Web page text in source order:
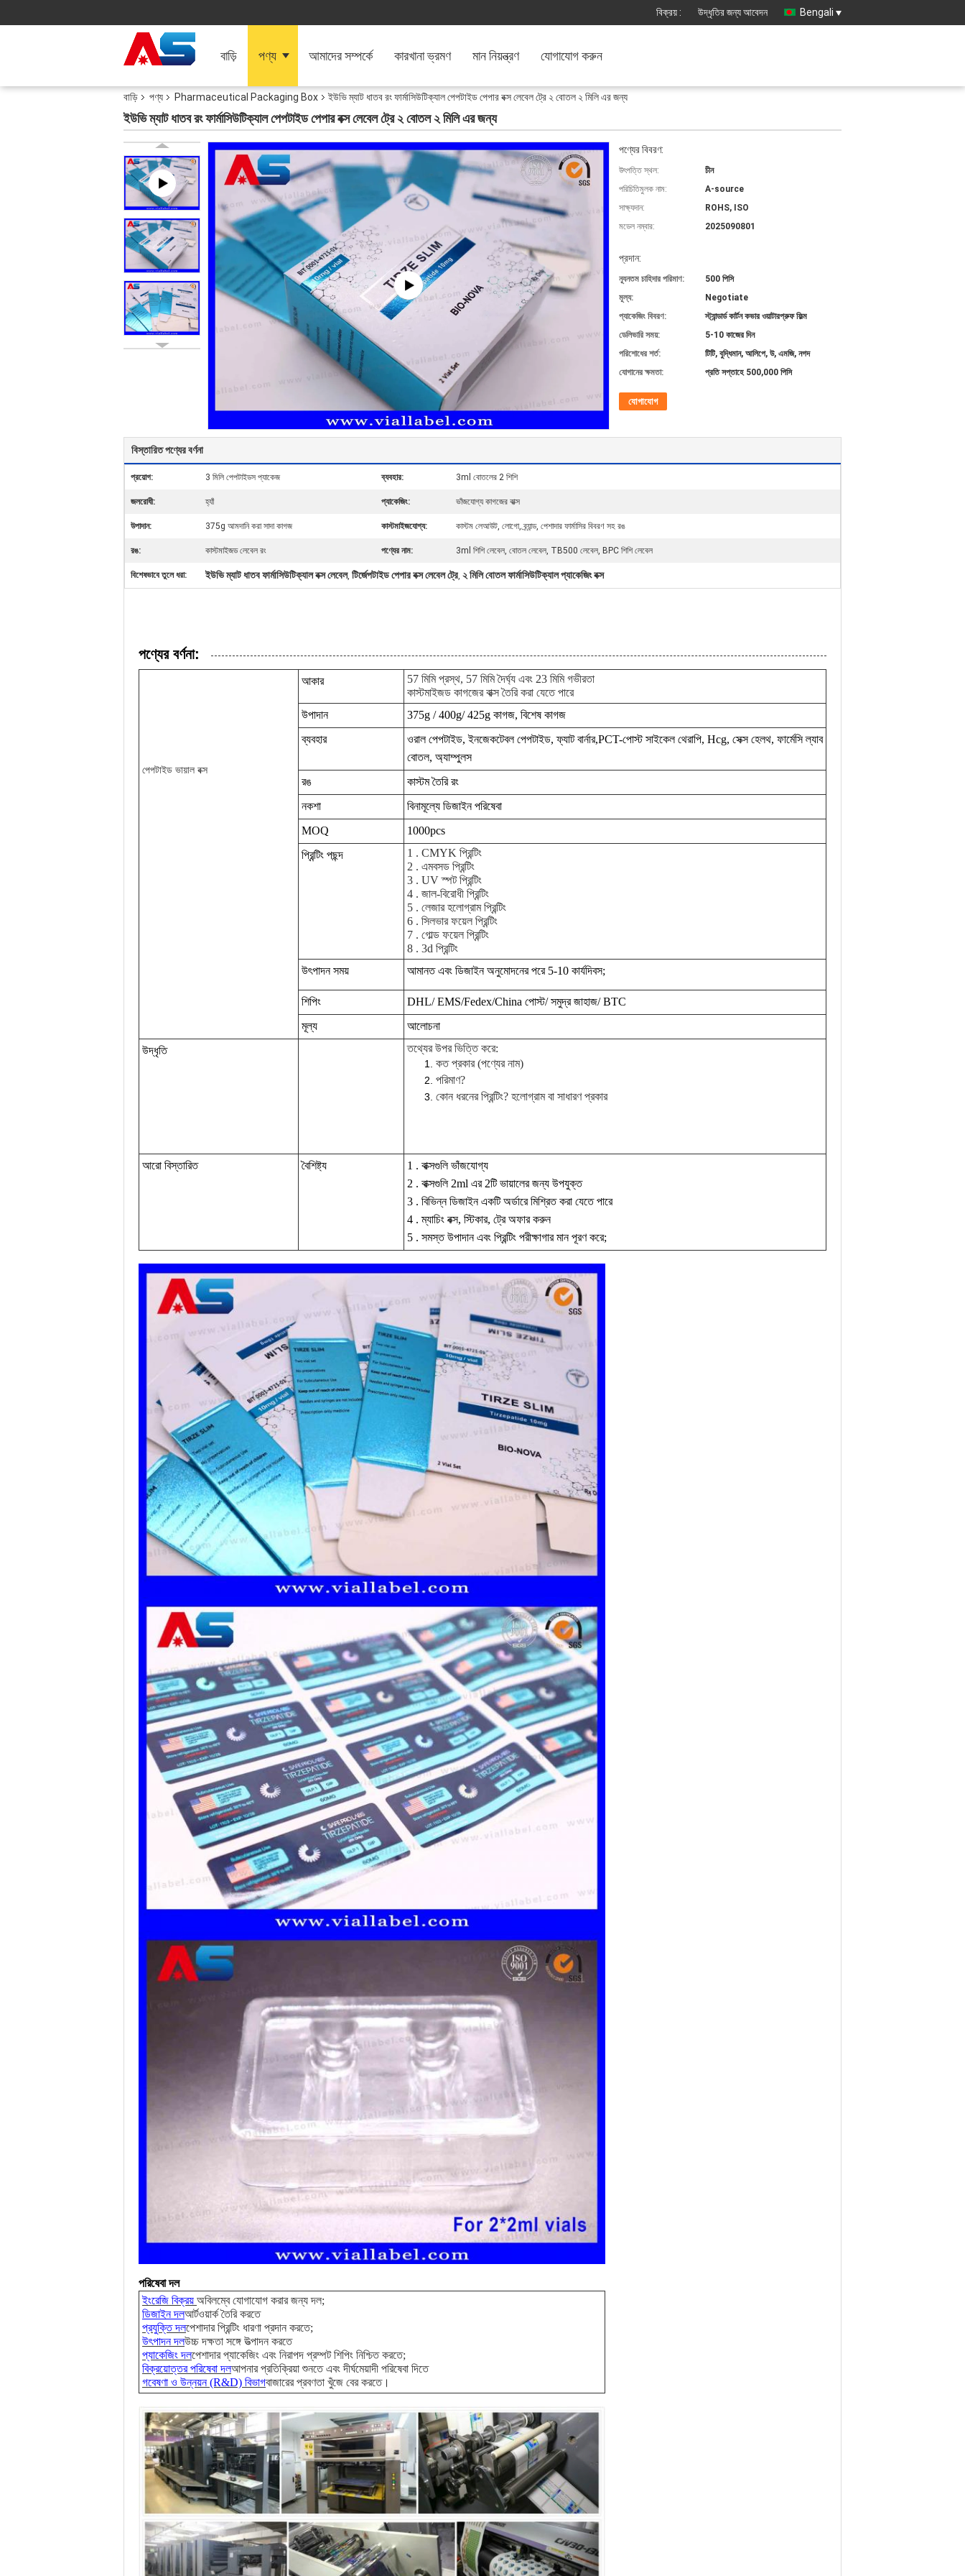
বিক্রয় : উদ্ধৃতির জন্য আবেদন Bengali
বাড়ি পণ্য আমাদের সম্পর্কে কারখানা ভ্রমণ মান নিয়ন্ত্রণ যোগাযোগ করুন
বাড়ি পণ্য Pharmaceutical Packaging Box ইউভি ম্যাট ধাতব রং ফার্মাসিউটিক্যাল পেপটাইড পেপার বক্স লেবেল ট্রে ২ বোতল ২ মিলি এর জন্য
ইউভি ম্যাট ধাতব রং ফার্মাসিউটিক্যাল পেপটাইড পেপার বক্স লেবেল ট্রে ২ বোতল ২ মিলি এর জন্য
পণ্যের বিবরণ:
উৎপত্তি স্থল:
চীন
পরিচিতিমুলক নাম:
A-source
সাক্ষ্যদান:
ROHS, ISO
মডেল নম্বার:
2025090801
প্রদান:
ন্যূনতম চাহিদার পরিমাণ:
500 পিসি
মূল্য:
Negotiate
প্যাকেজিং বিবরণ:
স্ট্যান্ডার্ড কার্টন কভার ওয়াটারপ্রুফ ফিল্ম
ডেলিভারি সময়:
5-10 কাজের দিন
পরিশোধের শর্ত:
টিটি, বুদ্ধিমান, আলিপে, উ, এমজি, নগদ
যোগানের ক্ষমতা:
প্রতি সপ্তাহে 500,000 পিসি
যোগাযোগ
বিস্তারিত পণ্যের বর্ণনা
প্রয়োগ: 3 মিলি পেপটাইডস প্যাকেজ ব্যবহার: 3ml বোতলের 2 শিশি
জলরোধী: হ্যাঁ প্যাকেজিং: ভাঁজযোগ্য কাগজের বাক্স
উপাদান: 375g আমদানি করা সাদা কাগজ কাস্টমাইজযোগ্য: কাস্টম লেআউট, লোগো, ব্র্যান্ড, পেশাদার ফার্মাসির বিবরণ সহ রঙ
রঙ: কাস্টমাইজড লেবেল রং পণ্যের নাম: 3ml শিশি লেবেল, বোতল লেবেল, TB500 লেবেল, BPC শিশি লেবেল
বিশেষভাবে তুলে ধরা: ইউভি ম্যাট ধাতব ফার্মাসিউটিক্যাল বক্স লেবেল, টির্জেপটাইড পেপার বক্স লেবেল ট্রে, ২ মিলি বোতল ফার্মাসিউটিক্যাল প্যাকেজিং বক্স
পণ্যের বর্ণনা:
পেপটাইড ভায়াল বক্স
আকার
57 মিমি প্রস্থ, 57 মিমি দৈর্ঘ্য এবং 23 মিমি গভীরতা
কাস্টমাইজড কাগজের বাক্স তৈরি করা যেতে পারে
উপাদান
375g / 400g/ 425g কাগজ, বিশেষ কাগজ
ব্যবহার
ওরাল পেপটাইড, ইনজেকটেবল পেপটাইড, ফ্যাট বার্নার,PCT-পোস্ট সাইকেল থেরাপি, Hcg, সেক্স হেলথ, ফার্মেসি ল্যাব
বোতল, অ্যাম্পুলস
রঙ
কাস্টম তৈরি রং
নকশা
বিনামূল্যে ডিজাইন পরিষেবা
MOQ
1000pcs
প্রিন্টিং পছন্দ
1 . CMYK প্রিন্টিং
2 . এমবসড প্রিন্টিং
3 . UV স্পট প্রিন্টিং
4 . জাল-বিরোধী প্রিন্টিং
5 . লেজার হলোগ্রাম প্রিন্টিং
6 . সিলভার ফয়েল প্রিন্টিং
7 . গোল্ড ফয়েল প্রিন্টিং
8 . 3d প্রিন্টিং
উৎপাদন সময়
আমানত এবং ডিজাইন অনুমোদনের পরে 5-10 কার্যদিবস;
শিপিং
DHL/ EMS/Fedex/China পোস্ট/ সমুদ্র জাহাজ/ BTC
মূল্য
আলোচনা
উদ্ধৃতি
তথ্যের উপর ভিত্তি করে:
কত প্রকার (পণ্যের নাম)
পরিমাণ?
কোন ধরনের প্রিন্টিং? হলোগ্রাম বা সাধারণ প্রকার
আরো বিস্তারিত বৈশিষ্ট্য
1 . বাক্সগুলি ভাঁজযোগ্য
2 . বাক্সগুলি 2ml এর 2টি ভায়ালের জন্য উপযুক্ত
3 . বিভিন্ন ডিজাইন একটি অর্ডারে মিশ্রিত করা যেতে পারে
4 . ম্যাচিং বক্স, স্টিকার, ট্রে অফার করুন
5 . সমস্ত উপাদান এবং প্রিন্টিং পরীক্ষাগার মান পূরণ করে;
পরিষেবা দল
ইংরেজি বিক্রয় অবিলম্বে যোগাযোগ করার জন্য দল;
ডিজাইন দলআর্টওয়ার্ক তৈরি করতে
প্রযুক্তি দলপেশাদার প্রিন্টিং ধারণা প্রদান করতে;
উৎপাদন দলউচ্চ দক্ষতা সঙ্গে উত্পাদন করতে
প্যাকেজিং দলপেশাদার প্যাকেজিং এবং নিরাপদ প্রম্পট শিপিং নিশ্চিত করতে;
বিক্রয়োত্তর পরিষেবা দলআপনার প্রতিক্রিয়া শুনতে এবং দীর্ঘমেয়াদী পরিষেবা দিতে
গবেষণা ও উন্নয়ন (R&D) বিভাগবাজারের প্রবণতা খুঁজে বের করতে।